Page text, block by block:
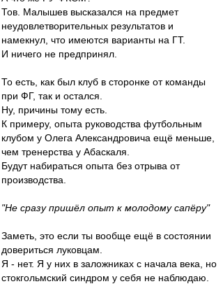
Тов. Малышев высказался на предмет
неудовлетворительных результатов и
намекнул, что имеются варианты на ГТ.
И ничего не предпринял.
То есть, как был клуб в сторонке от команды
при ФГ, так и остался.
Ну, причины тому есть.
К примеру, опыта руководства футбольным
клубом у Олега Александровича ещё меньше,
чем тренерства у Абаскаля.
Будут набираться опыта без отрыва от
производства.
"Не сразу пришёл опыт к молодому сапёру"
Заметь, это если ты вообще ещё в состоянии
довериться луковцам.
Я - нет. Я у них в заложниках с начала века, но
стокгольмский синдром у себя не наблюдаю.